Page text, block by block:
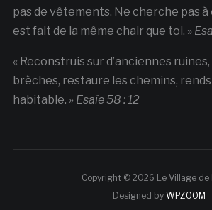
pas de vêtements. Ne cherche pas
est fait de la même chair que toi. »
« Reconstruis sur d’anciennes
brèches, restaure les chemins, rends
habitable. » Esaïe 58 : 12
Copyright © 2026 Le Village de
Designed by WPZOOM